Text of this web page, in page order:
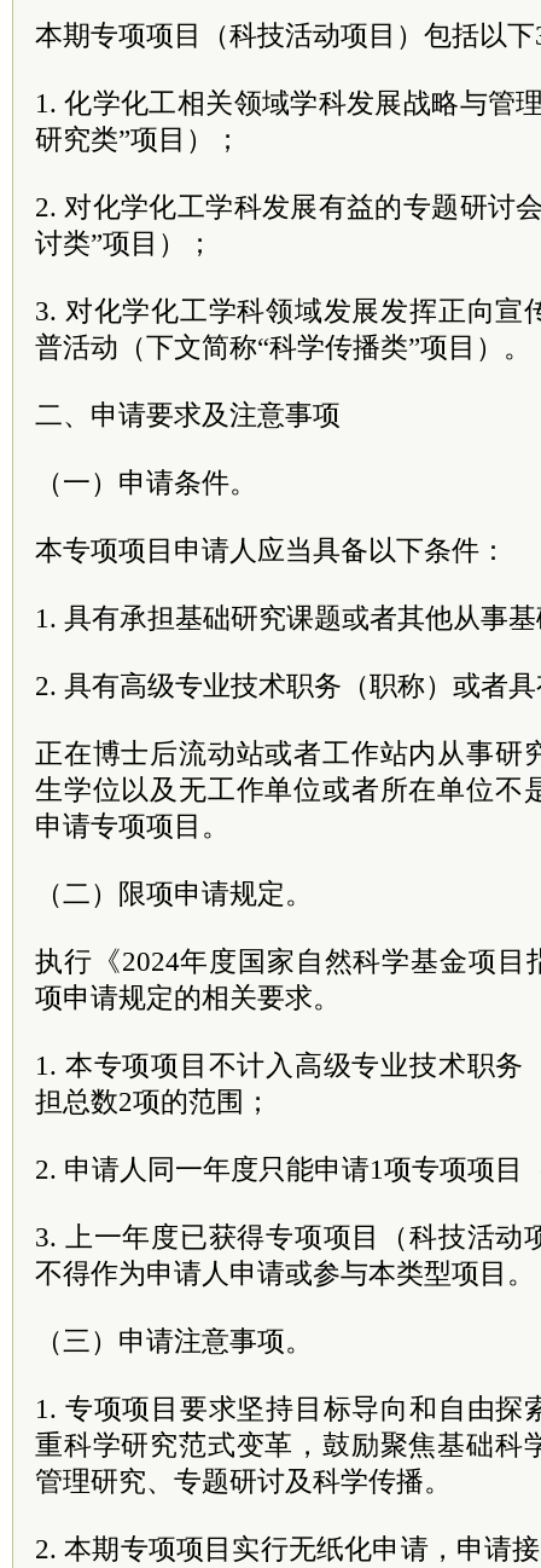
本期专项项目（科技活动项目）包括以
1. 化学化工相关领域学科发展战略与管
研究类”项目）；
2. 对化学化工学科发展有益的专题研讨
讨类”项目）；
3. 对化学化工学科领域发展发挥正向宣
普活动（下文简称“科学传播类”项目）
二、申请要求及注意事项
（一）申请条件。
本专项项目申请人应当具备以下条件：
1. 具有承担基础研究课题或者其他从事
2. 具有高级专业技术职务（职称）或者
正在博士后流动站或者工作站内从事研
生学位以及无工作单位或者所在单位不
申请专项项目。
（二）限项申请规定。
执行《2024年度国家自然科学基金项目
项申请规定的相关要求。
1. 本专项项目不计入高级专业技术职务
担总数2项的范围；
2. 申请人同一年度只能申请1项专项项目
3. 上一年度已获得专项项目（科技活动
不得作为申请人申请或参与本类型项目。
（三）申请注意事项。
1. 专项项目要求坚持目标导向和自由探
重科学研究范式变革，鼓励聚焦基础科
管理研究、专题研讨及科学传播。
2. 本期专项项目实行无纸化申请，申请